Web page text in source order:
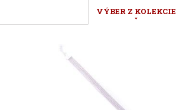
VÝBER Z KOLEKCIE